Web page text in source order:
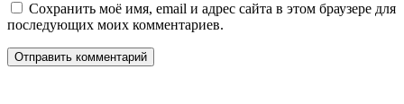
Сохранить моё имя, email и адрес сайта в этом браузере для
последующих моих комментариев.